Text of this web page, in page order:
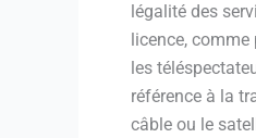
légalité des
licence,
les
référence à la
câble ou le